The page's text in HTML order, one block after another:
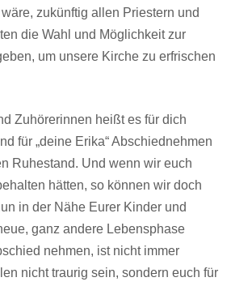
zukünftig allen Priestern und
die Wahl und Möglichkeit zur
um unsere Kirche zu erfrischen
Zuhörerinnen heißt es für dich
für „deine Erika“ Abschiednehmen
Ruhestand. Und wenn wir euch
hätten, so können wir doch
in der Nähe Eurer Kinder und
ganz andere Lebensphase
nehmen, ist nicht immer
nicht traurig sein, sondern euch für